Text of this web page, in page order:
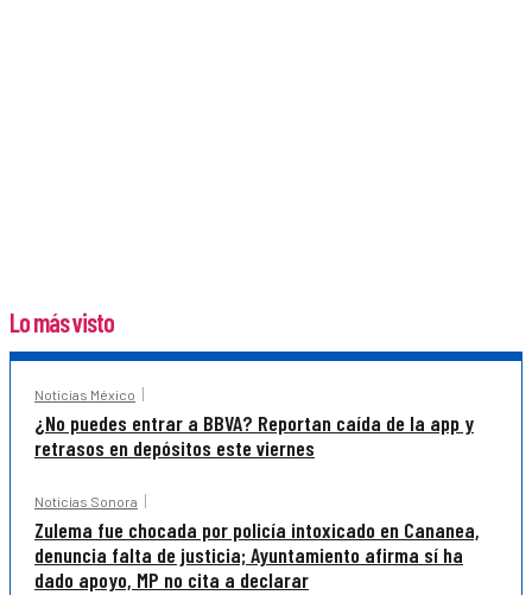
Lo más visto
Noticias México
¿No puedes entrar a BBVA? Reportan caída de la app y
retrasos en depósitos este viernes
Noticias Sonora
Zulema fue chocada por policía intoxicado en Cananea,
denuncia falta de justicia; Ayuntamiento afirma sí ha
dado apoyo, MP no cita a declarar